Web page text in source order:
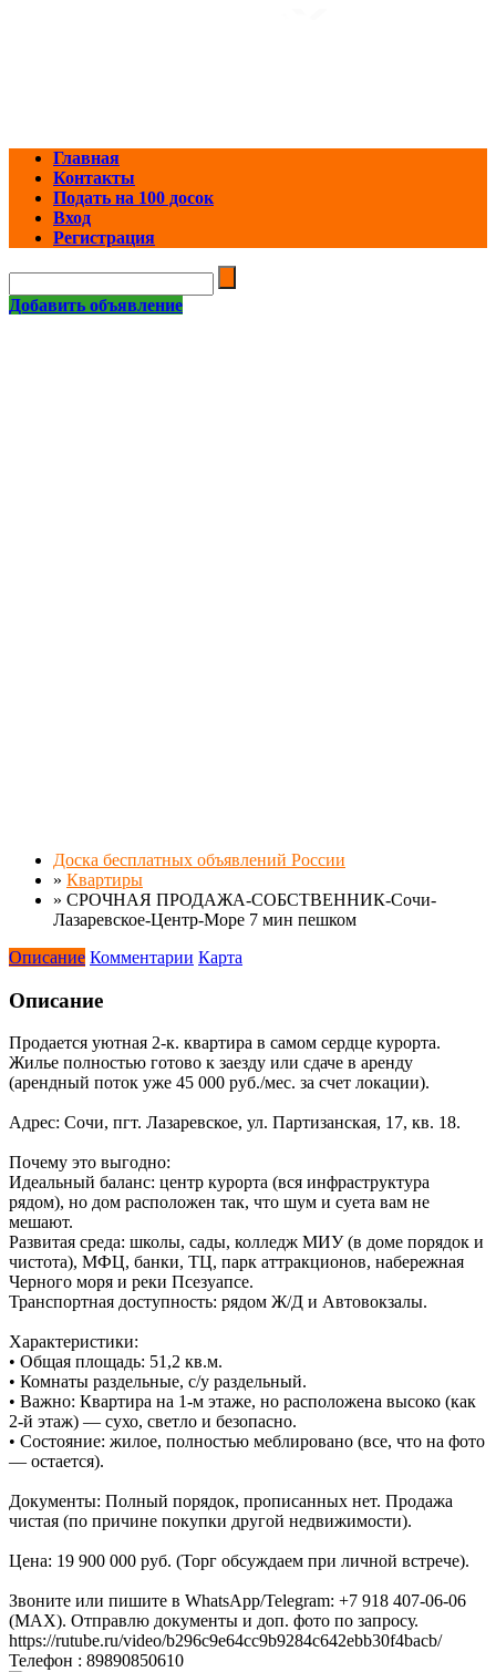
Главная
Контакты
Подать на 100 досок
Вход
Регистрация
Добавить объявление
Доска бесплатных объявлений России
» Квартиры
» СРОЧНАЯ ПРОДАЖА-СОБСТВЕННИК-Сочи-
Лазаревское-Центр-Море 7 мин пешком
Описание Комментарии Карта
Описание
Продается уютная 2-к. квартира в самом сердце курорта.
Жилье полностью готово к заезду или сдаче в аренду
(арендный поток уже 45 000 руб./мес. за счет локации).
Адрес: Сочи, пгт. Лазаревское, ул. Партизанская, 17, кв. 18.
Почему это выгодно:
Идеальный баланс: центр курорта (вся инфраструктура
рядом), но дом расположен так, что шум и суета вам не
мешают.
Развитая среда: школы, сады, колледж МИУ (в доме порядок и
чистота), МФЦ, банки, ТЦ, парк аттракционов, набережная
Черного моря и реки Псезуапсе.
Транспортная доступность: рядом Ж/Д и Автовокзалы.
Характеристики:
• Общая площадь: 51,2 кв.м.
• Комнаты раздельные, с/у раздельный.
• Важно: Квартира на 1-м этаже, но расположена высоко (как
2-й этаж) — сухо, светло и безопасно.
• Состояние: жилое, полностью меблировано (все, что на фото
— остается).
Документы: Полный порядок, прописанных нет. Продажа
чистая (по причине покупки другой недвижимости).
Цена: 19 900 000 руб. (Торг обсуждаем при личной встрече).
Звоните или пишите в WhatsApp/Telegram: +7 918 407-06-06
(МАХ). Отправлю документы и доп. фото по запросу.
https://rutube.ru/video/b296c9e64cc9b9284c642ebb30f4bacb/
Телефон : 89890850610